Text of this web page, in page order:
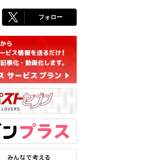
フォロー